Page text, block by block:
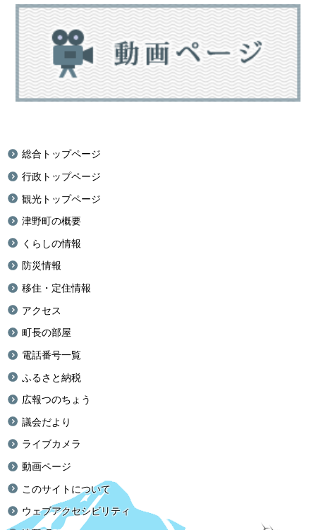
総合トップページ
行政トップページ
観光トップページ
津野町の概要
くらしの情報
防災情報
移住・定住情報
アクセス
町長の部屋
電話番号一覧
ふるさと納税
広報つのちょう
議会だより
ライブカメラ
動画ページ
このサイトについて
ウェブアクセシビリティ